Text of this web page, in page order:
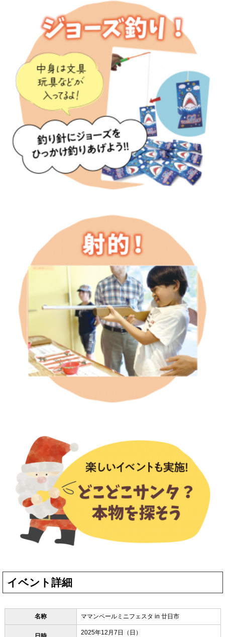
イベント詳細
名称 ママンペールミニフェスタ in 廿日市
2025年12月7日（日）